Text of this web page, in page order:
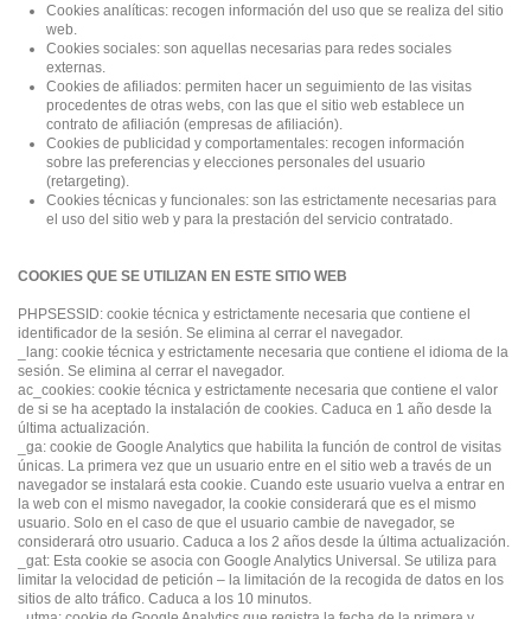
Cookies analíticas: recogen información del uso que se realiza del sitio
web.
Cookies sociales: son aquellas necesarias para redes sociales
externas.
Cookies de afiliados: permiten hacer un seguimiento de las visitas
procedentes de otras webs, con las que el sitio web establece un
contrato de afiliación (empresas de afiliación).
Cookies de publicidad y comportamentales: recogen información
sobre las preferencias y elecciones personales del usuario
(retargeting).
Cookies técnicas y funcionales: son las estrictamente necesarias para
el uso del sitio web y para la prestación del servicio contratado.
COOKIES QUE SE UTILIZAN EN ESTE SITIO WEB
PHPSESSID: cookie técnica y estrictamente necesaria que contiene el
identificador de la sesión. Se elimina al cerrar el navegador.
_lang: cookie técnica y estrictamente necesaria que contiene el idioma de la
sesión. Se elimina al cerrar el navegador.
ac_cookies: cookie técnica y estrictamente necesaria que contiene el valor
de si se ha aceptado la instalación de cookies. Caduca en 1 año desde la
última actualización.
_ga: cookie de Google Analytics que habilita la función de control de visitas
únicas. La primera vez que un usuario entre en el sitio web a través de un
navegador se instalará esta cookie. Cuando este usuario vuelva a entrar en
la web con el mismo navegador, la cookie considerará que es el mismo
usuario. Solo en el caso de que el usuario cambie de navegador, se
considerará otro usuario. Caduca a los 2 años desde la última actualización.
_gat: Esta cookie se asocia con Google Analytics Universal. Se utiliza para
limitar la velocidad de petición – la limitación de la recogida de datos en los
sitios de alto tráfico. Caduca a los 10 minutos.